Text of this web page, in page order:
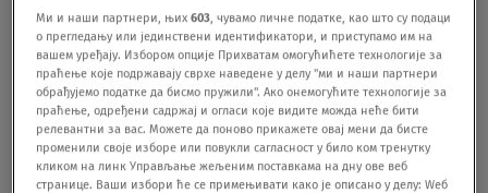
Skriveno blago ili samo starudija iz
podruma? Nova hit emisija „Keš ili treš“
počinje 22. septembra na TV Nova
SHOWBIZ11.09.25.
Ми и наши партнери, њих603 , чувамо личне податке, као што су подаци
о прегледању или јединствени идентификатори, и приступамо им на
вашем уређају. Избором опције Прихватам омогућићете технологије за
праћење које подржавају сврхе наведене у делу "ми и наши партнери
обрађујемо податке да бисмо пружили". Ако онемогућите технологије за
праћење, одређени садржај и огласи које видите можда неће бити
релевантни за вас. Можете да поново прикажете овај мени да бисте
променили своје изборе или повукли сагласност у било ком тренутку
кликом на линк Управљање жељеним поставкама на дну ове веб
странице. Ваши избори ће се примењивати како је описано у делу: Wеб